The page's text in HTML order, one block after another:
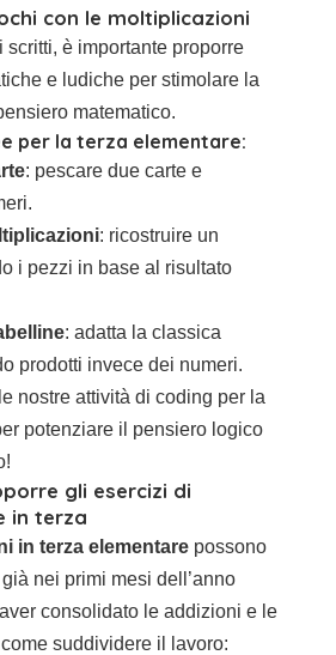
con le moltiplicazioni
scritti, è importante proporre
e ludiche per stimolare la
matematico.
per la terza elementare:
: pescare due carte e
: ricostruire un
i pezzi in base al risultato
: adatta la classica
prodotti invece dei numeri.
nostre attività di coding per la
potenziare il pensiero logico
gli esercizi di
in terza
in terza elementare possono
nei primi mesi dell’anno
consolidato le addizioni e le
suddividere il lavoro: